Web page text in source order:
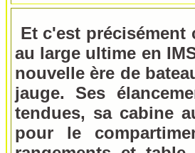
Et c'est précisément
au large ultime en
nouvelle ère de
jauge. Ses
tendues, sa cabine
pour le